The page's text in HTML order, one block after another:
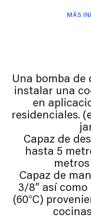
MÁS
Una bomba de
instalar una
en
residenciales.
Capaz de
hasta 5
Capaz de
3/8” así
(60°C)